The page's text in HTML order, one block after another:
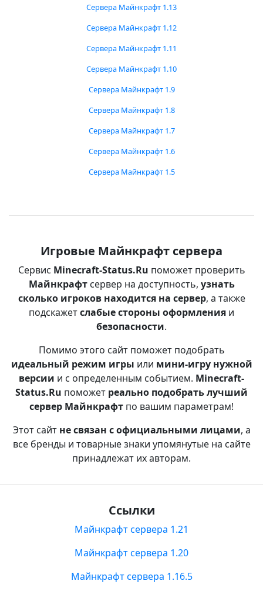
Сервера Майнкрафт 1.13
Сервера Майнкрафт 1.12
Сервера Майнкрафт 1.11
Сервера Майнкрафт 1.10
Сервера Майнкрафт 1.9
Сервера Майнкрафт 1.8
Сервера Майнкрафт 1.7
Сервера Майнкрафт 1.6
Сервера Майнкрафт 1.5
Игровые Майнкрафт сервера
Сервис Minecraft-Status.Ru поможет проверить
Майнкрафтсервер на доступность, узнать
сколько игроков находится на сервер, а также
подскажетслабые стороны оформления и
безопасности.
Помимо этого сайт поможет подобрать
идеальный режим игры или мини-игру нужной
версии и с определенным событием. Minecraft-
Status.Ru поможет реально подобрать лучший
сервер Майнкрафт по вашим параметрам!
Этот сайт не связан с официальными лицами, а
все бренды и товарные знаки упомянутые на сайте
принадлежат их авторам.
Ссылки
Майнкрафт сервера 1.21
Майнкрафт сервера 1.20
Майнкрафт сервера 1.16.5